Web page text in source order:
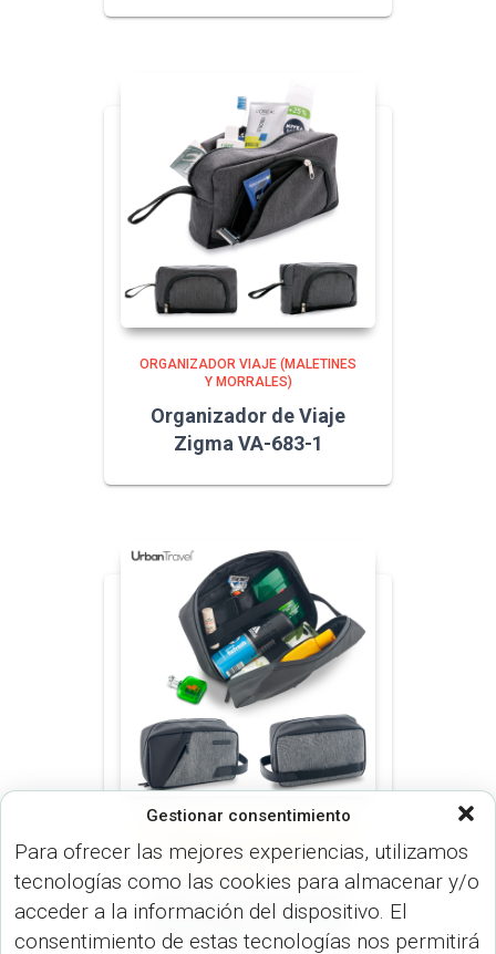
Gestionar consentimiento
Para ofrecer las mejores experiencias, utilizamos
tecnologías como las cookies para almacenar y/o
acceder a la información del dispositivo. El
consentimiento de estas tecnologías nos permitirá
ORGANIZADOR VIAJE (MALETINES
Y MORRALES)
Organizador de Viaje
Zigma VA-683-1
Y MORRALES)
PRODUCTOS DE
VIAJE (VARIEDADES)
Organizador de Viaje
Nova Urban Travel VA-